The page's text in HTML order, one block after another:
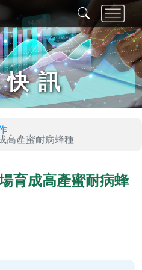
快訊
高產蜜耐病蜂種
育成高產蜜耐病蜂